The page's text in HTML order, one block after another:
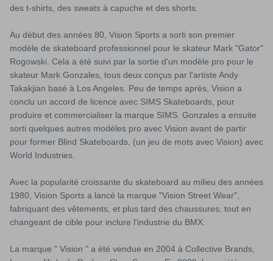
des t-shirts, des sweats à capuche et des shorts.
Au début des années 80, Vision Sports a sorti son premier
modèle de skateboard professionnel pour le skateur Mark "Gator"
Rogowski. Cela a été suivi par la sortie d'un modèle pro pour le
skateur Mark Gonzales, tous deux conçus par l'artiste Andy
Takakjian basé à Los Angeles. Peu de temps après, Vision a
conclu un accord de licence avec SIMS Skateboards, pour
produire et commercialiser la marque SIMS. Gonzales a ensuite
sorti quelques autres modèles pro avec Vision avant de partir
pour former Blind Skateboards, (un jeu de mots avec Vision) avec
World Industries.
Avec la popularité croissante du skateboard au milieu des années
1980, Vision Sports a lancé la marque "Vision Street Wear",
fabriquant des vêtements, et plus tard des chaussures, tout en
changeant de cible pour inclure l'industrie du BMX.
La marque " Vision " a été vendue en 2004 à Collective Brands,